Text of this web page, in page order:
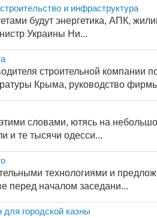
и инфраструктура
будут энергетика, АПК,
Украины Ни...
строительной компании
Крыма, руководство
словами, ютясь на
и те тысячи одесси...
технологиями и
перед началом заседани...
городской казны